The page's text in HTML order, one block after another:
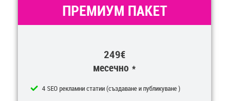
ПРЕМИУМ ПАКЕТ
249€
месечно *
4 SEO рекламни статии (създаване и публикуване )